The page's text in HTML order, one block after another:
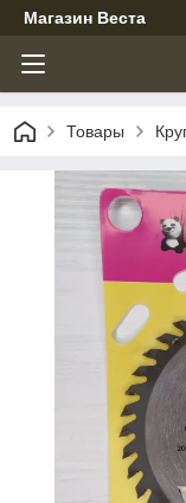
Магазин Веста
Товары